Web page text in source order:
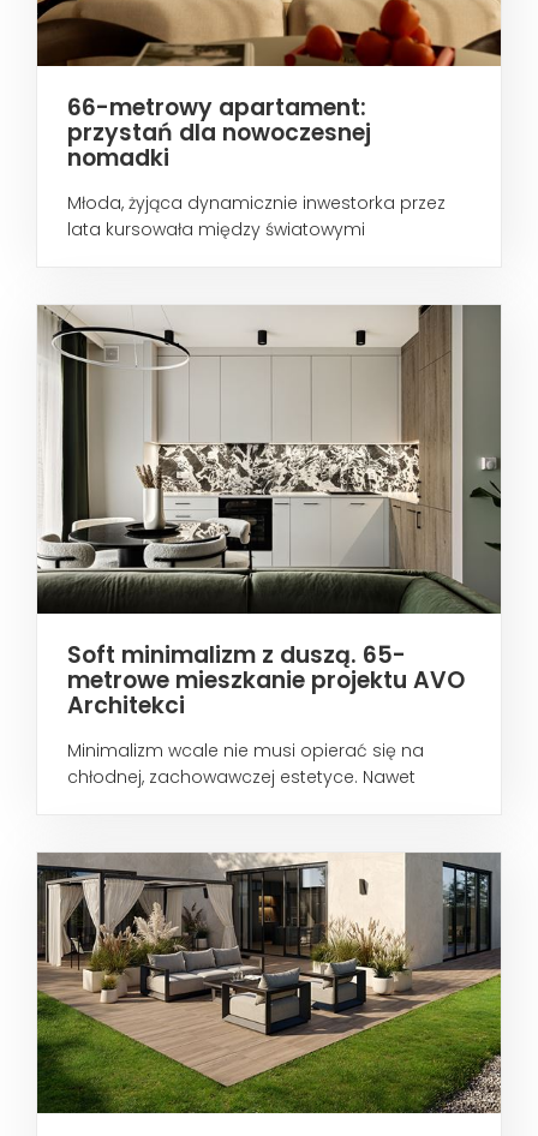
66-metrowy apartament:
przystań dla nowoczesnej
nomadki
Młoda, żyjąca dynamicznie inwestorka przez
lata kursowała między światowymi
Soft minimalizm z duszą. 65-
metrowe mieszkanie projektu AVO
Architekci
Minimalizm wcale nie musi opierać się na
chłodnej, zachowawczej estetyce. Nawet